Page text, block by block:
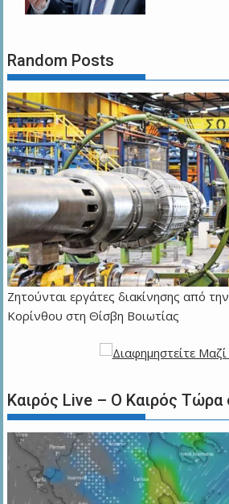
Random Posts
Ζητούνται εργάτες διακίνησης από
Κορίνθου στη Θίσβη Βοιωτίας
Καιρός Live – Ο Καιρός Τώρα